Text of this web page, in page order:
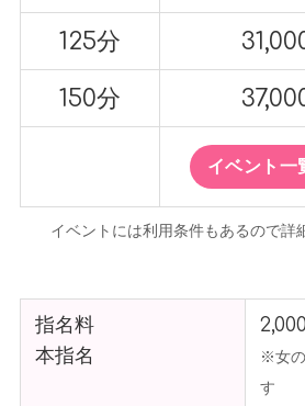
125分
150分
イベント一
イベントには利用条件もあるので詳
指名料
本指名
※女
す